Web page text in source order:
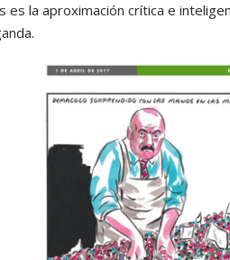
es la aproximación crítica e